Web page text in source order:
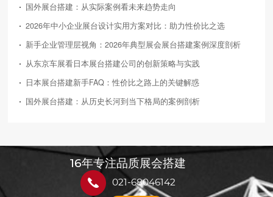
国外展台搭建：从实际案例看未来趋势走向
2026年中小企业展台设计实用方案对比：助力性价比之选
新手企业管理层视角：2026年典型展会展台搭建案例深度剖析
从东京车展看日本展台搭建公司的创新策略与实践
日本展台搭建新手FAQ：性价比之路上的关键解惑
国外展台搭建：从历史长河到当下格局的案例剖析
16年专注品质展会搭建
021-68046142